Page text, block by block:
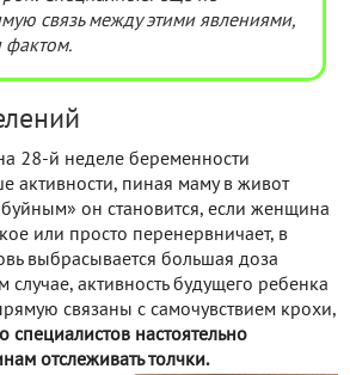
связь между этими явлениями,
фактом.
28-й неделе беременности
активности, пиная маму в живот
он становится, если женщина
или просто перенервничает, в
выбрасывается большая доза
активность будущего ребенка
связаны с самочувствием крохи,
специалистов настоятельно
отслеживать толчки.